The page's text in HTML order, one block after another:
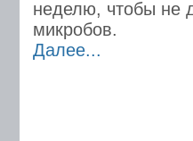
неделю, чтобы не
микробов.
Далее...